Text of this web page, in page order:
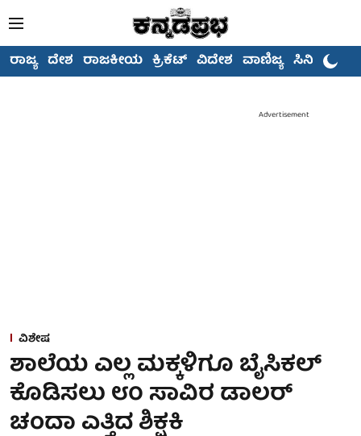
ರಾಜ್ಯ ದೇಶ ರಾಜಕೀಯ ಕ್ರಿಕೆಟ್ ವಿದೇಶ ವಾಣಿಜ್ಯ ಸಿನಿಮಾ
Advertisement
ವಿಶೇಷ
ಶಾಲೆಯ ಎಲ್ಲ ಮಕ್ಕಳಿಗೂ ಬೈಸಿಕಲ್
ಕೊಡಿಸಲು ೮೦ ಸಾವಿರ ಡಾಲರ್
ಚಂದಾ ಎತ್ತಿದ ಶಿಕ್ಷಕಿ